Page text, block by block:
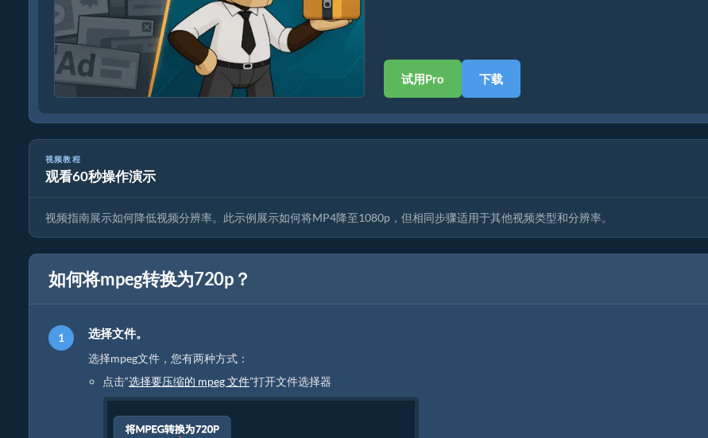
试用Pro 下载
视频教程
观看60秒操作演示
如何降低mpeg分辨率（简单指南）
视频指南展示如何降低视频分辨率。此示例展示如何将MP4降至1080p，但相同步骤适用于其他视频类型和分辨率。
如何将mpeg转换为720p？
选择文件。
选择mpeg文件，您有两种方式：
点击“选择要压缩的 mpeg 文件”打开文件选择器